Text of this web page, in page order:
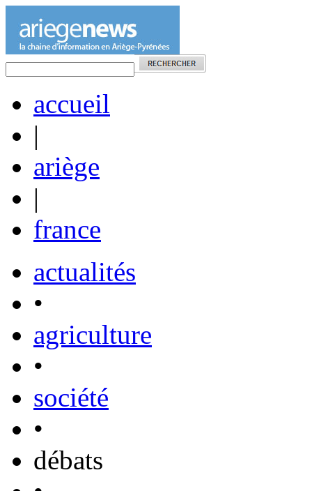
accueil
|
ariège
|
france
actualités
•
agriculture
•
société
•
débats